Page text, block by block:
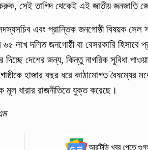
সেই তাগিদ থেকেই এই জাতীয় জনজাতি
এবং প্রান্তিক জনগোষ্ঠী বিষয়ক
৬৫ লাখ দলিত জনগোষ্ঠী বা বেসরকারি
দিচ্ছে দেশের জন্য, কিন্তু নাগরিক সুবিধা
হাজার বছর ধরে কাঠামোগত বৈষম্যের
মূল ধারার রাজনীতিতে যুক্ত করেছে।
আরটিভি খবর পেতে